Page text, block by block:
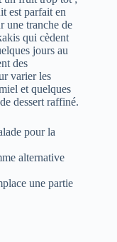
est parfait en
une tranche de
qui cèdent
jours au
des
varier les
et quelques
dessert raffiné.
pour la
alternative
une partie